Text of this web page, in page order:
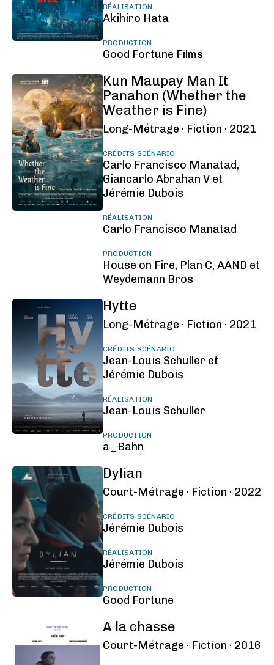
RÉALISATION
Akihiro Hata
PRODUCTION
Good Fortune Films
Kun Maupay Man It
Panahon (Whether the
Weather is Fine)
Long-Métrage · Fiction · 2021
CRÉDITS SCÉNARIO
Carlo Francisco Manatad,
Giancarlo Abrahan V et
Jérémie Dubois
RÉALISATION
Carlo Francisco Manatad
PRODUCTION
House on Fire, Plan C, AAND et
Weydemann Bros
Hytte
Long-Métrage · Fiction · 2021
CRÉDITS SCÉNARIO
Jean-Louis Schuller et
Jérémie Dubois
RÉALISATION
Jean-Louis Schuller
PRODUCTION
a_Bahn
Dylian
Court-Métrage · Fiction · 2022
CRÉDITS SCÉNARIO
Jérémie Dubois
RÉALISATION
Jérémie Dubois
PRODUCTION
Good Fortune
A la chasse
Court-Métrage · Fiction · 2016